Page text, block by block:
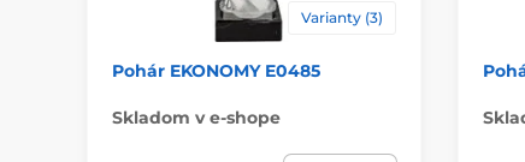
Varianty (3)
Pohár EKONOMY E0485
Skladom v e-shope